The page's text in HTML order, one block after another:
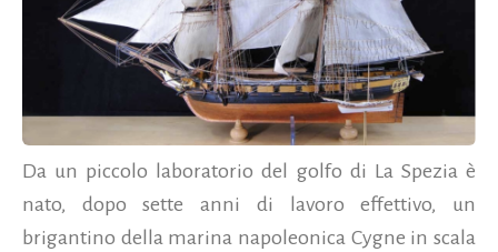
Da un piccolo laboratorio del golfo di La Spezia è
nato, dopo sette anni di lavoro effettivo, un
brigantino della marina napoleonica Cygne in scala